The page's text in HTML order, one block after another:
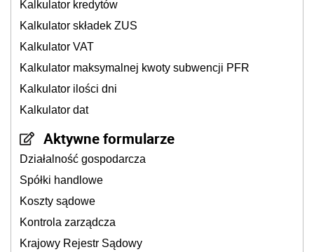
Kalkulator kredytów
Kalkulator składek ZUS
Kalkulator VAT
Kalkulator maksymalnej kwoty subwencji PFR
Kalkulator ilości dni
Kalkulator dat
Aktywne formularze
Działalność gospodarcza
Spółki handlowe
Koszty sądowe
Kontrola zarządcza
Krajowy Rejestr Sądowy